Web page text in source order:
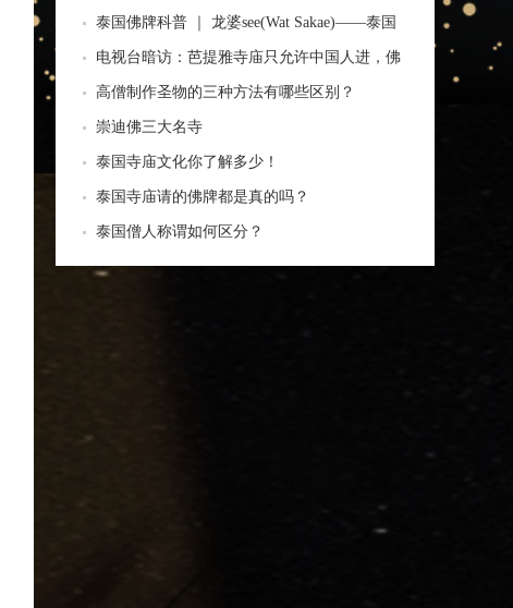
泰国佛牌科普 ｜ 龙婆see(Wat Sakae)——泰国
四面神前三高僧
电视台暗访：芭提雅寺庙只允许中国人进，佛
牌高于常价100多倍！
高僧制作圣物的三种方法有哪些区别？
崇迪佛三大名寺
泰国寺庙文化你了解多少！
泰国寺庙请的佛牌都是真的吗？
泰国僧人称谓如何区分？